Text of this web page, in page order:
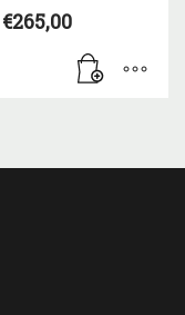
€265,00